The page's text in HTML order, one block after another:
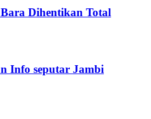
Dihentikan Total
Info seputar Jambi